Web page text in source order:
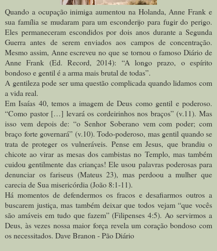
Quando a ocupação inimiga aumentou na Holanda, Anne Frank e
sua família se mudaram para um esconderijo para fugir do perigo.
Eles permaneceram escondidos por dois anos durante a Segunda
Guerra antes de serem enviados aos campos de concentração.
Mesmo assim, Anne escreveu no que se tornou o famoso Diário de
Anne Frank (Ed. Record, 2014): “A longo prazo, o espírito
bondoso e gentil é a arma mais brutal de todas”.
A gentileza pode ser uma questão complicada quando lidamos com
a vida real.
Em Isaías 40, temos a imagem de Deus como gentil e poderoso.
“Como pastor […] levará os cordeirinhos nos braços” (v.11). Mas
isso vem depois de: “o Senhor Soberano vem com poder; com
braço forte governará” (v.10). Todo-poderoso, mas gentil quando se
trata de proteger os vulneráveis. Pense em Jesus, que brandiu o
chicote ao virar as mesas dos cambistas no Templo, mas também
cuidou gentilmente das crianças! Ele usou palavras poderosas para
denunciar os fariseus (Mateus 23), mas perdoou a mulher que
carecia de Sua misericórdia (João 8:1-11).
Há momentos de defendermos os fracos e desafiarmos outros a
buscarem justiça, mas também deixar que todos vejam “que vocês
são amáveis em tudo que fazem” (Filipenses 4:5). Ao servirmos a
Deus, às vezes nossa maior força revela um coração bondoso com
os necessitados. Dave Branon - Pão Diário